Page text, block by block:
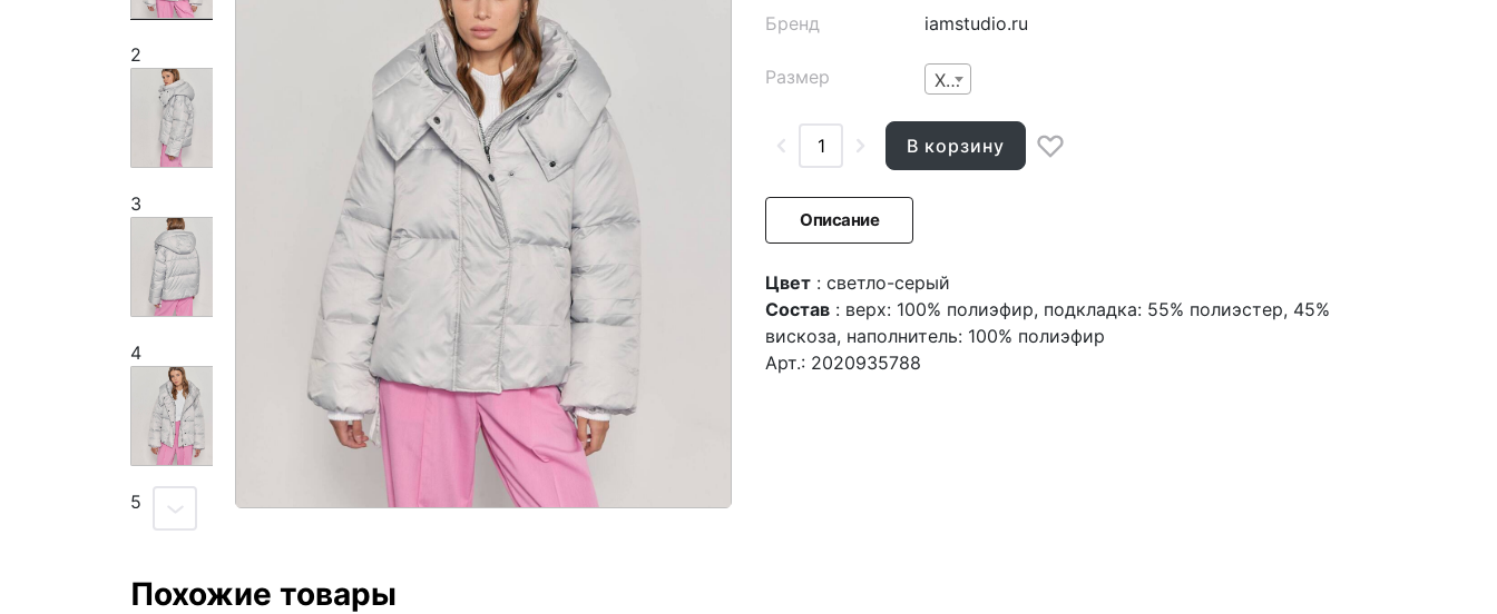
2
3
4
5
Бренд iamstudio.ru
Размер XS
В корзину
Описание
Цвет : светло-серый
Состав : верх: 100% полиэфир, подкладка: 55% полиэстер, 45%
вискоза, наполнитель: 100% полиэфир
Арт.: 2020935788
Похожие товары